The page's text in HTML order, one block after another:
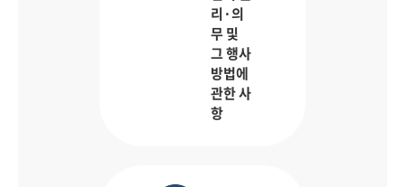
리·의
무 및
그 행사
방법에
관한 사
항